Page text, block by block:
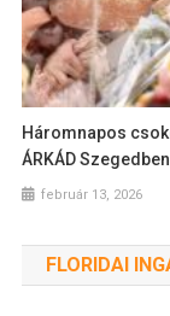
Háromnapos
ÁRKÁD Szegedben
február 13, 2026
FLORIDAI